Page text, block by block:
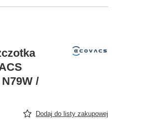
/
Dodaj do listy zakupowej